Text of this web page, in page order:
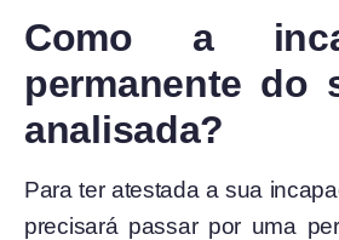
Como a
permanente do
analisada?
Para ter atestada a sua
precisará passar por uma